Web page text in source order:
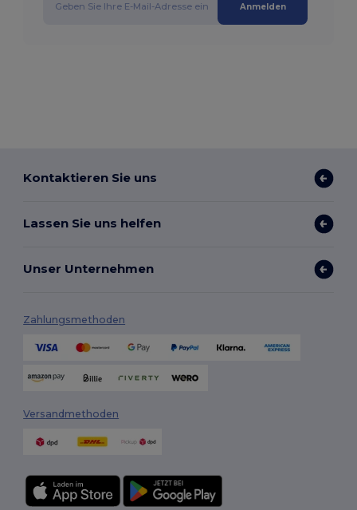
Anmelden
Kontaktieren Sie uns
Lassen Sie uns helfen
Unser Unternehmen
Zahlungsmethoden
Versandmethoden